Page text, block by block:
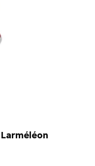
Larméléon